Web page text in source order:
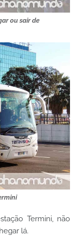
ou sair de
Termini, não
lá.